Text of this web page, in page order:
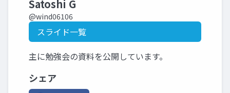
Satoshi G
@wind06106
スライド一覧
主に勉強会の資料を公開しています。
シェア